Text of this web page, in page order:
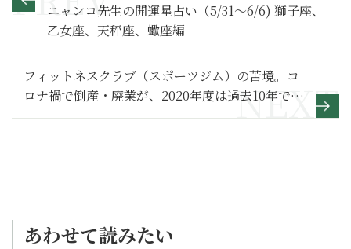
ニャンコ先生の開運星占い（5/31～6/6) 獅子座、
乙女座、天秤座、蠍座編
フィットネスクラブ（スポーツジム）の苦境。コ
ロナ禍で倒産・廃業が、2020年度は過去10年で最
多に！
あわせて読みたい